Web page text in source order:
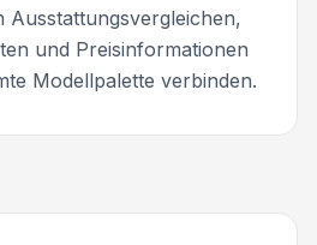
Ausstattungsvergleichen,
und Preisinformationen
Modellpalette verbinden.